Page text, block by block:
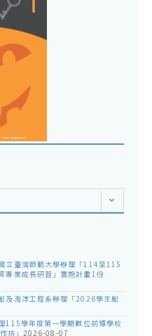
立臺灣師範大學辦理「114至115
專業成長研習」實施計畫1份
及海洋工程系辦理「2026學生船
115學年度第一學期數位前導學校
坊」 2026-08-07